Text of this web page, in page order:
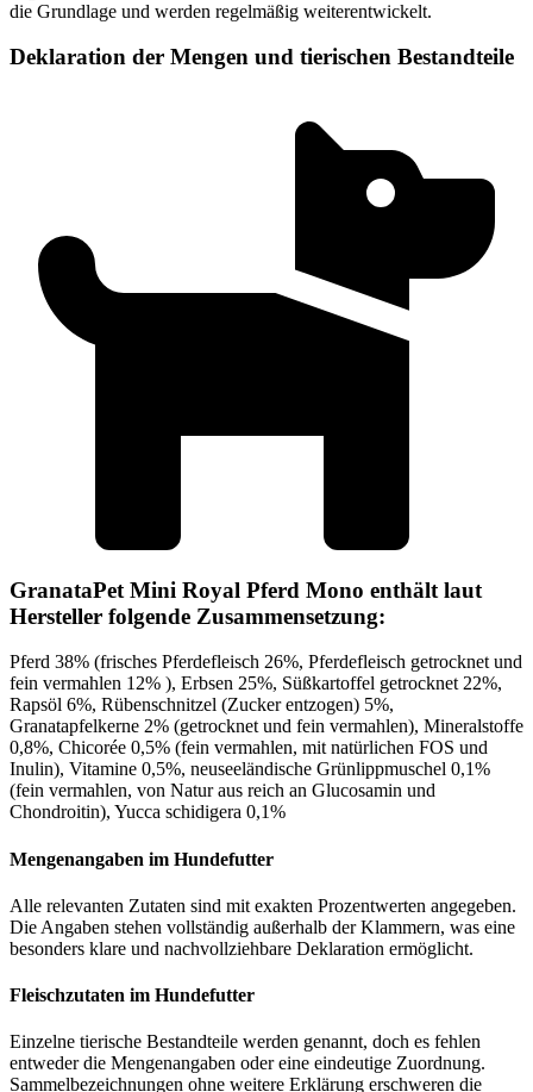
die Grundlage und werden regelmäßig weiterentwickelt.
Deklaration der Mengen und tierischen Bestandteile
GranataPet Mini Royal Pferd Mono enthält laut
Hersteller folgende Zusammensetzung:
Pferd 38% (frisches Pferdefleisch 26%, Pferdefleisch getrocknet und
fein vermahlen 12% ), Erbsen 25%, Süßkartoffel getrocknet 22%,
Rapsöl 6%, Rübenschnitzel (Zucker entzogen) 5%,
Granatapfelkerne 2% (getrocknet und fein vermahlen), Mineralstoffe
0,8%, Chicorée 0,5% (fein vermahlen, mit natürlichen FOS und
Inulin), Vitamine 0,5%, neuseeländische Grünlippmuschel 0,1%
(fein vermahlen, von Natur aus reich an Glucosamin und
Chondroitin), Yucca schidigera 0,1%
Mengenangaben im Hundefutter
Alle relevanten Zutaten sind mit exakten Prozentwerten angegeben.
Die Angaben stehen vollständig außerhalb der Klammern, was eine
besonders klare und nachvollziehbare Deklaration ermöglicht.
Fleischzutaten im Hundefutter
Einzelne tierische Bestandteile werden genannt, doch es fehlen
entweder die Mengenangaben oder eine eindeutige Zuordnung.
Sammelbezeichnungen ohne weitere Erklärung erschweren die